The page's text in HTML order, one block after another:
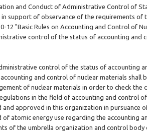
and Conduct of Administrative Control of
support of observance of the requirements of
12 "Basic Rules on Accounting and Control of
control of the status of accounting and
control of the status of accounting
and control of nuclear materials shall
of nuclear materials in order to check the
in the field of accounting and control
approved in this organization in pursuance
atomic energy use regarding the accounting
of the umbrella organization and control body